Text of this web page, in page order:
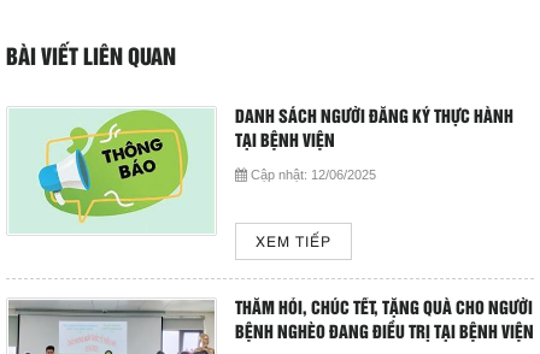
BÀI VIẾT LIÊN QUAN
DANH SÁCH NGƯỜI ĐĂNG KÝ THỰC HÀNH
TẠI BỆNH VIỆN
Cập nhật: 12/06/2025
XEM TIẾP
THĂM HỎI, CHÚC TẾT, TẶNG QUÀ CHO NGƯỜI
BỆNH NGHÈO ĐANG ĐIỀU TRỊ TẠI BỆNH VIỆN
Tổ chức bệnh viện
Hoạt động chuyên môn
Thông báo từ bệnh viện
Công tác xã hội
COPYRIGHT 2015. ALL RIGHTS RESERVED